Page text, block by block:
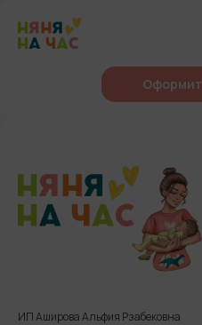
ИП Аширова Альфия Рзабековна